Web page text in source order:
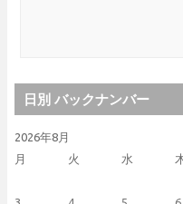
日別 バックナンバー
2026年8月
月
火 水